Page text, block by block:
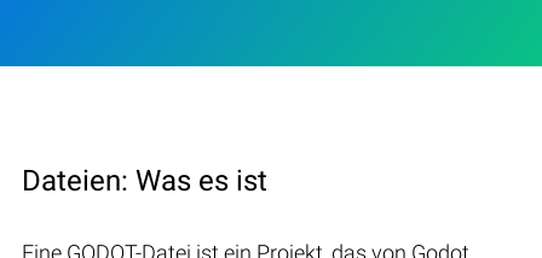
Dateien: Was es ist
Eine GODOT-Datei ist ein Projekt, das von Godot